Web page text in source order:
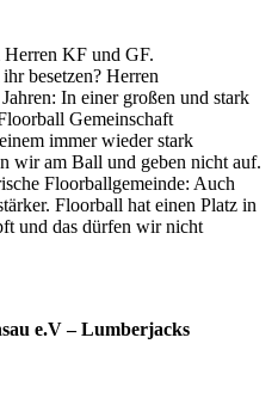
KF und GF.
besetzen? Herren
In einer großen und stark
Gemeinschaft
immer wieder stark
wir am Ball und geben nicht auf.
Floorballgemeinde: Auch
Floorball hat einen Platz in
und das dürfen wir nicht
e.V – Lumberjacks